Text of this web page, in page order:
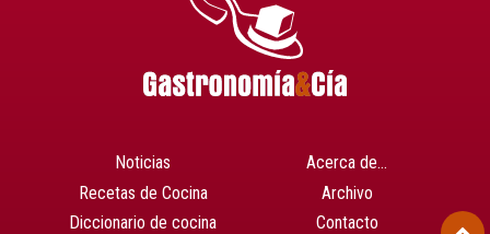
Noticias
Recetas de Cocina
Diccionario de cocina
Acerca de…
Archivo
Contacto